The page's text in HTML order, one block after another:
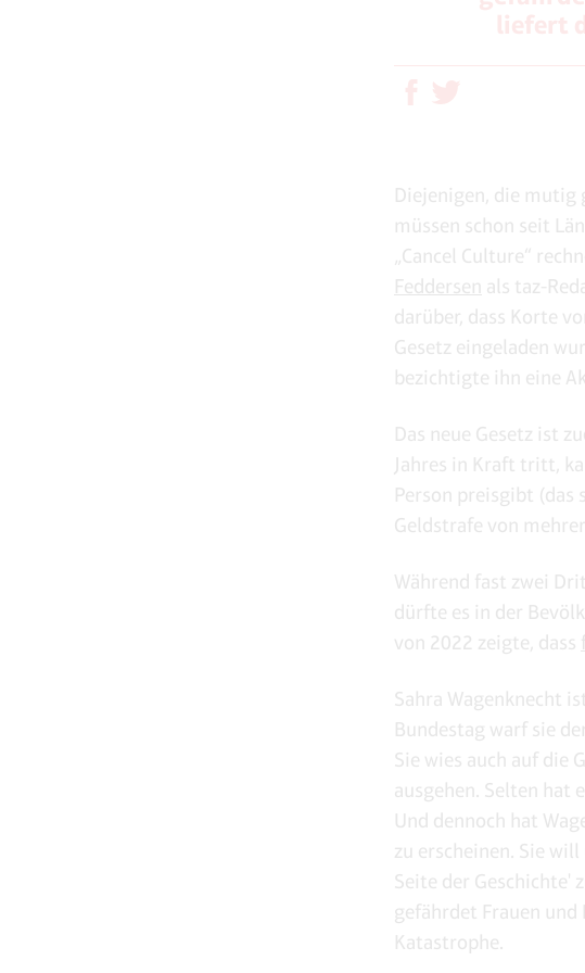
Diejenigen, die mutig
müssen schon seit
„Cancel Culture“
Feddersen als taz-
darüber, dass Korte
Gesetz eingeladen
bezichtigte ihn eine
Das neue Gesetz ist
Jahres in Kraft tritt,
Person preisgibt (das
Geldstrafe von
Während fast zwei
dürfte es in der
von 2022 zeigte, dass
Sahra Wagenknecht
Bundestag warf sie
Sie wies auch auf die
ausgehen. Selten hat
Und dennoch hat
zu erscheinen. Sie
Seite der Geschichte'
gefährdet Frauen und
Katastrophe.